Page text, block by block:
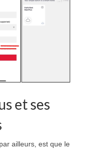
et ses
ailleurs, est que le